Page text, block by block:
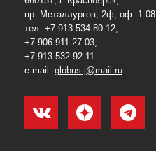
пр. Металлургов, 2ф, оф. 1-08
тел. +7 913 534-80-12,
+7 906 911-27-03,
+7 913 532-92-11
e-mail: globus-j@mail.ru